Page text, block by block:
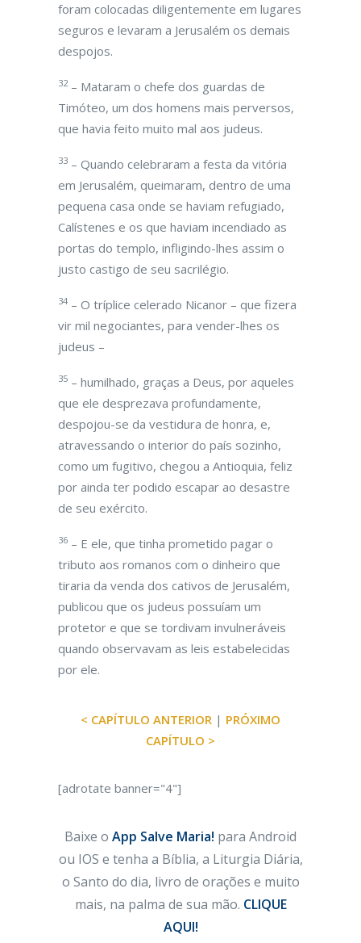
foram colocadas diligentemente em lugares
seguros e levaram a Jerusalém os demais
despojos.
32– Mataram o chefe dos guardas de
Timóteo, um dos homens mais perversos,
que havia feito muito mal aos judeus.
33 – Quando celebraram a festa da vitória
em Jerusalém, queimaram, dentro de uma
pequena casa onde se haviam refugiado,
Calístenes e os que haviam incendiado as
portas do templo, infligindo-lhes assim o
justo castigo de seu sacrilégio.
34 – O tríplice celerado Nicanor – que fizera
vir mil negociantes, para vender-lhes os
judeus –
35 – humilhado, graças a Deus, por aqueles
que ele desprezava profundamente,
despojou-se da vestidura de honra, e,
atravessando o interior do país sozinho,
como um fugitivo, chegou a Antioquia, feliz
por ainda ter podido escapar ao desastre
de seu exército.
36 – E ele, que tinha prometido pagar o
tributo aos romanos com o dinheiro que
tiraria da venda dos cativos de Jerusalém,
publicou que os judeus possuíam um
protetor e que se tordivam invulneráveis
quando observavam as leis estabelecidas
por ele.
< CAPÍTULO ANTERIOR | PRÓXIMO
CAPÍTULO >
[adrotate banner="4"]
Baixe o App Salve Maria! para Android
ou IOS e tenha a Bíblia, a Liturgia Diária,
o Santo do dia, livro de orações e muito
mais, na palma de sua mão. CLIQUE
AQUI!